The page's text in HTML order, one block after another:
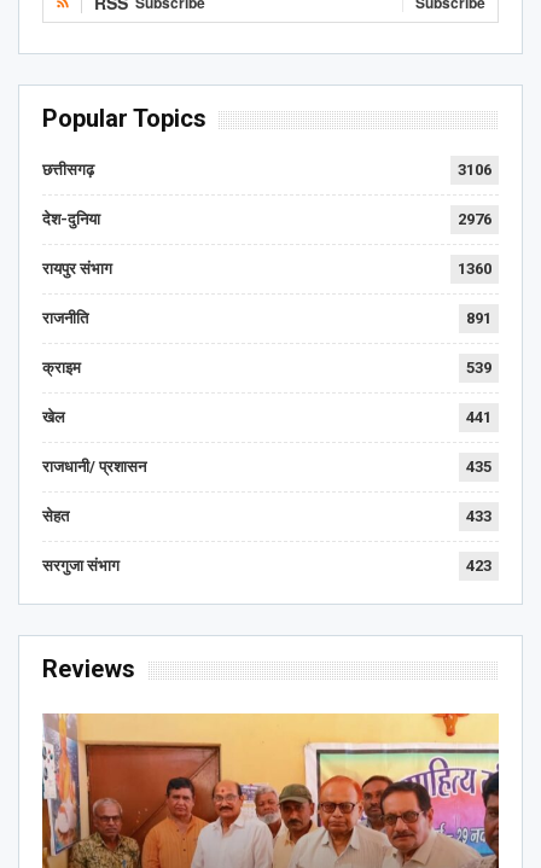
Popular Topics
छत्तीसगढ़ 3106
देश-दुनिया 2976
रायपुर संभाग 1360
राजनीति 891
क्राइम 539
खेल 441
राजधानी/ प्रशासन 435
सेहत 433
सरगुजा संभाग 423
Reviews